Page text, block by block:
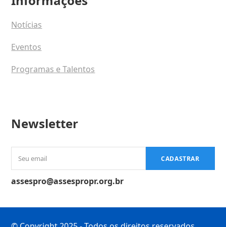
Notícias
Eventos
Programas e Talentos
Newsletter
email
CADASTRAR
assespro@assespropr.org.br